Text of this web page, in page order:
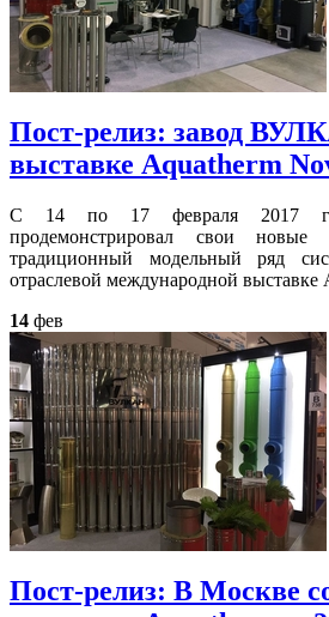
Пост-релиз: завод
выставке Aquatherm
С 14 по 17 февраля 2017
продемонстрировал свои новые
традиционный модельный ряд
отраслевой международной выставке
14 фев
Пост-релиз: В Москве